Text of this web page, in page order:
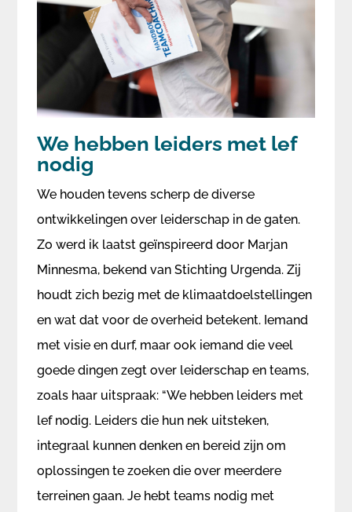
​We hebben leiders met lef
nodig
We houden tevens scherp de diverse
ontwikkelingen over leiderschap in de gaten.
Zo werd ik laatst geïnspireerd door Marjan
Minnesma, bekend van Stichting Urgenda. Zij
houdt zich bezig met de klimaatdoelstellingen
en wat dat voor de overheid betekent. Iemand
met visie en durf, maar ook iemand die veel
goede dingen zegt over leiderschap en teams,
zoals haar uitspraak: “We hebben leiders met
lef nodig. Leiders die hun nek uitsteken,
integraal kunnen denken en bereid zijn om
oplossingen te zoeken die over meerdere
terreinen gaan. Je hebt teams nodig met